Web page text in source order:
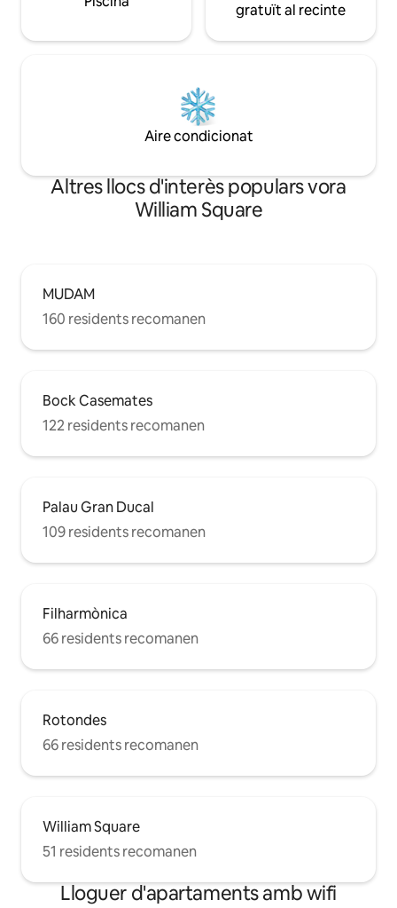
gratuït al recinte
Aire condicionat
Altres llocs d'interès populars vora
William Square
MUDAM
160 residents recomanen
Bock Casemates
122 residents recomanen
Palau Gran Ducal
109 residents recomanen
Filharmònica
66 residents recomanen
Rotondes
66 residents recomanen
William Square
51 residents recomanen
Lloguer d'apartaments amb wifi